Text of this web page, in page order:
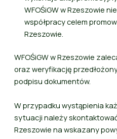
WFOŚiGW w Rzeszowie
współpracy celem
Rzeszowie.
WFOŚiGW w Rzeszowie
oraz weryfikację
podpisu dokumentów.
W przypadku wystąpienia
sytuacji należy skontaktować
Rzeszowie na wskazany